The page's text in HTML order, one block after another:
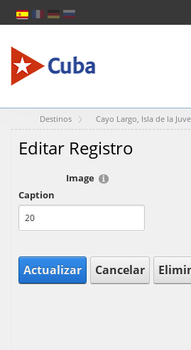
Destinos Cayo Largo, Isla de la
Editar Registro
Image
Caption
Actualizar Cancelar